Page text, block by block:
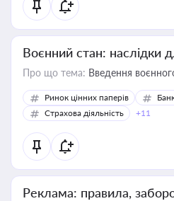
Воєнний стан: наслідки
Про що тема: Введення
Ринок цінних паперів
Страхова діяльність
+11
Реклама: правила,